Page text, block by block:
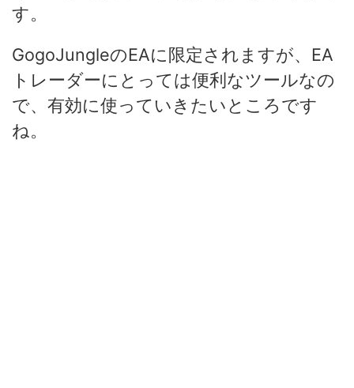
す。
GogoJungleのEAに限定されますが、EA
トレーダーにとっては便利なツールなの
で、有効に使っていきたいところです
ね。